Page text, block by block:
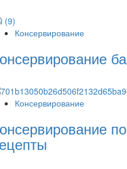
Консервирование
Консервирование